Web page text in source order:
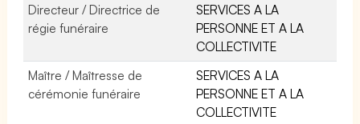
Directeur / Directrice de
régie funéraire
SERVICES A LA
PERSONNE ET A LA
COLLECTIVITE
Maître / Maîtresse de
cérémonie funéraire
SERVICES A LA
PERSONNE ET A LA
COLLECTIVITE